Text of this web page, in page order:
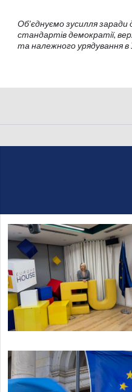
Об’єднуємо зусилля заради
стандартів демократії,
та належного урядування в